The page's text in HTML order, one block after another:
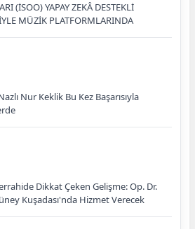
(İSOO) YAPAY ZEKÂ DESTEKLİ
MÜZİK PLATFORMLARINDA
Nur Keklik Bu Kez Başarısıyla
Dikkat Çeken Gelişme: Op. Dr.
Kuşadası'nda Hizmet Verecek